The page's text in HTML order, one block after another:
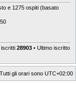
e 1275 ospiti (basato
iscritti 28903 • Ultimo iscritto
Tutti gli orari sono UTC+02:00